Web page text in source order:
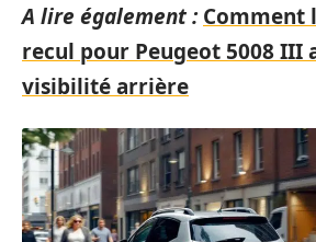
A lire également : Comment
recul pour Peugeot 5008 III
visibilité arrière